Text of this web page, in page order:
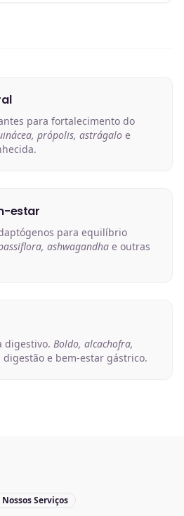
para fortalecimento do
própolis, astrágalo e
estar
para equilíbrio
ashwagandha e outras
digestivo. Boldo, alcachofra,
e bem-estar gástrico.
Nossos Serviços